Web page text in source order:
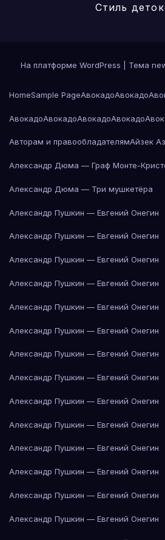
Стиль
На платформе WordPress Тема
HomeSample PageАвокадоАвокадо
АвокадоАвокадоАвокадоАвокадо
Авторам и правообладателямАйзек
Александр Дюма — Граф Монте-
Александр Дюма — Три мушкетёра
Александр Пушкин — Евгений Онегин
Александр Пушкин — Евгений Онегин
Александр Пушкин — Евгений Онегин
Александр Пушкин — Евгений Онегин
Александр Пушкин — Евгений Онегин
Александр Пушкин — Евгений Онегин
Александр Пушкин — Евгений Онегин
Александр Пушкин — Евгений Онегин
Александр Пушкин — Евгений Онегин
Александр Пушкин — Евгений Онегин
Александр Пушкин — Евгений Онегин
Александр Пушкин — Евгений Онегин
Александр Пушкин — Евгений Онегин
Александр Пушкин — Евгений Онегин